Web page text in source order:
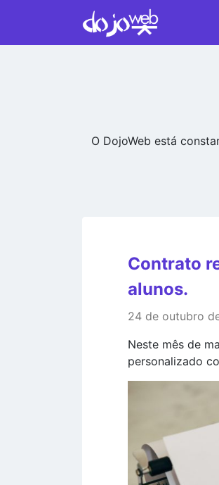
O DojoWeb está
Contrato
alunos.
24 de outubro
Neste mês de
personalizado